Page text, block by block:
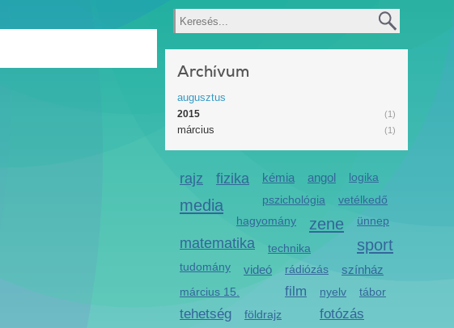
Keresés
Archívum
augusztus
(1)
2015
(1)
március
rajz fizika kémia angol
pszichológia vetélkedő
media
hagyomány zene
logika
matematika technika
ünnep
sport
tudomány videó rádiózás színház
március 15. film nyelv
tehetség fotózás
földrajz
tábor